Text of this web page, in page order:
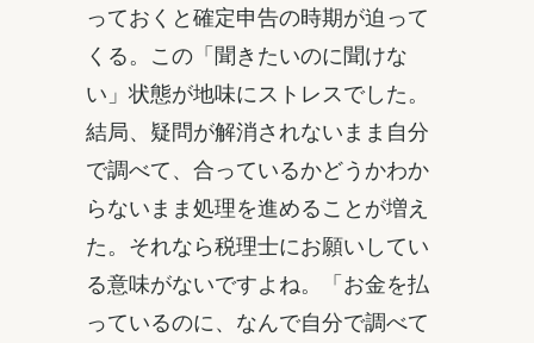
っておくと確定申告の時期が迫って
くる。この「聞きたいのに聞けな
い」状態が地味にストレスでした。
結局、疑問が解消されないまま自分
で調べて、合っているかどうかわか
らないまま処理を進めることが増え
た。それなら税理士にお願いしてい
る意味がないですよね。「お金を払
っているのに、なんで自分で調べて